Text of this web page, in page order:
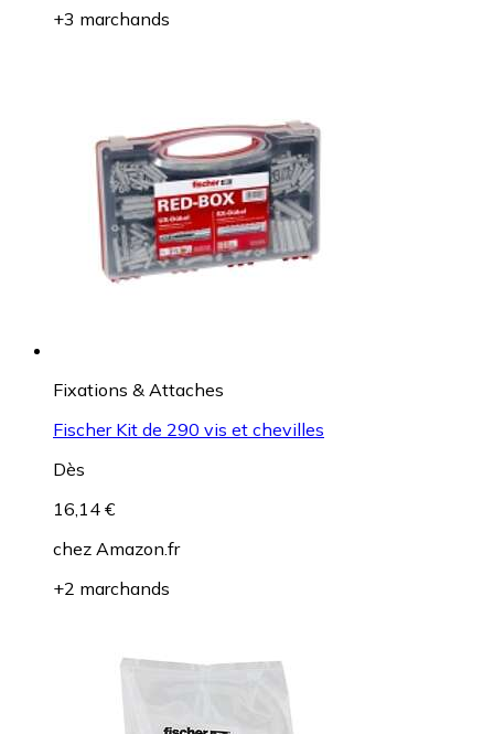
+3 marchands
Fixations & Attaches
Fischer Kit de 290 vis et chevilles
Dès
16,14 €
chez Amazon.fr
+2 marchands